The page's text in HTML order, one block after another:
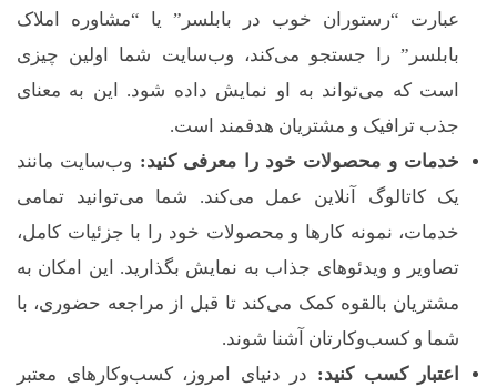
عبارت “رستوران خوب در بابلسر” یا “مشاوره املاک
بابلسر” را جستجو می‌کند، وب‌سایت شما اولین چیزی
است که می‌تواند به او نمایش داده شود. این به معنای
جذب ترافیک و مشتریان هدفمند است.
خدمات و محصولات خود را معرفی کنید: وب‌سایت مانند
یک کاتالوگ آنلاین عمل می‌کند. شما می‌توانید تمامی
خدمات، نمونه کارها و محصولات خود را با جزئیات کامل،
تصاویر و ویدئوهای جذاب به نمایش بگذارید. این امکان به
مشتریان بالقوه کمک می‌کند تا قبل از مراجعه حضوری، با
شما و کسب‌وکارتان آشنا شوند.
اعتبار کسب کنید: در دنیای امروز، کسب‌وکارهای معتبر